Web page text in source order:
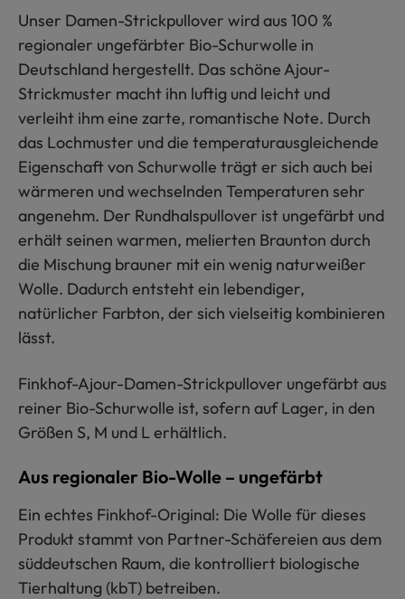
Unser Damen-Strickpullover wird aus 100 %
regionaler ungefärbter Bio-Schurwolle in
Deutschland hergestellt. Das schöne Ajour-
Strickmuster macht ihn luftig und leicht und
verleiht ihm eine zarte, romantische Note. Durch
das Lochmuster und die temperaturausgleichende
Eigenschaft von Schurwolle trägt er sich auch bei
wärmeren und wechselnden Temperaturen sehr
angenehm. Der Rundhalspullover ist ungefärbt und
erhält seinen warmen, melierten Braunton durch
die Mischung brauner mit ein wenig naturweißer
Wolle. Dadurch entsteht ein lebendiger,
natürlicher Farbton, der sich vielseitig kombinieren
lässt.
Finkhof-Ajour-Damen-Strickpullover ungefärbt aus
reiner Bio-Schurwolle ist, sofern auf Lager, in den
Größen S, M und L erhältlich.
Aus regionaler Bio-Wolle – ungefärbt
Ein echtes Finkhof-Original: Die Wolle für dieses
Produkt stammt von Partner-Schäfereien aus dem
süddeutschen Raum, die kontrolliert biologische
Tierhaltung (kbT) betreiben.